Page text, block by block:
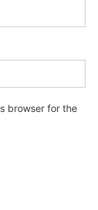
browser for the